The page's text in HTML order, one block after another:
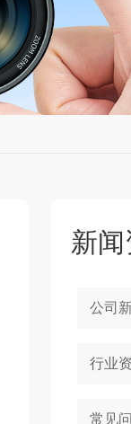
新
公司
行业
常见